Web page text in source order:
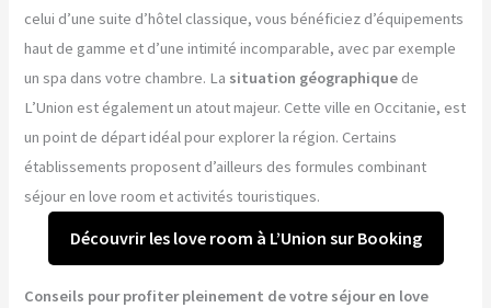
celui d’une suite d’hôtel classique, vous bénéficiez d’équipements
haut de gamme et d’une intimité incomparable, avec par exemple
un spa dans votre chambre. La situation géographique de
L’Union est également un atout majeur. Cette ville en Occitanie, est
un point de départ idéal pour explorer la région. Certains
établissements proposent d’ailleurs des formules combinant
séjour en love room et activités touristiques.
Découvrir les love room à L’Union sur Booking
Conseils pour profiter pleinement de votre séjour en love